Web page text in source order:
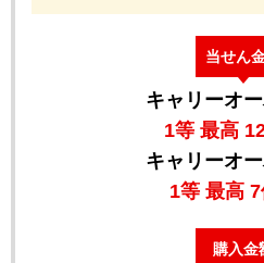
当せん
キャリーオ
1等 最高
キャリーオ
1等 最高 7
購入金